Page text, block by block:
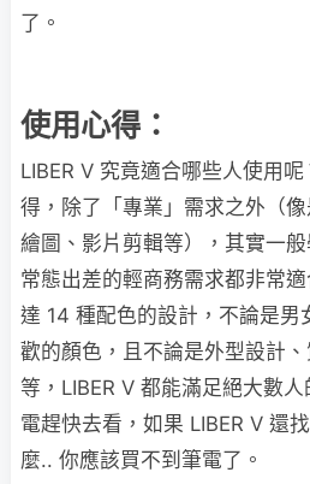
了。
使用心得：
LIBER V 究竟適合哪些人使用
得，除了「專業」需求之外（
繪圖、影片剪輯等），其實一
常態出差的輕商務需求都非常
達 14 種配色的設計，不論是男
歡的顏色，且不論是外型設計
等，LIBER V 都能滿足絕大數
電趕快去看，如果 LIBER V 還
麼.. 你應該買不到筆電了。